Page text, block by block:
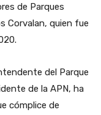
de Parques
Corvalan, quien fue
del Parque
de la APN, ha
cómplice de